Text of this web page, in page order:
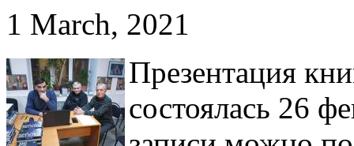
1 March, 2021
Презентация
состоялась 26